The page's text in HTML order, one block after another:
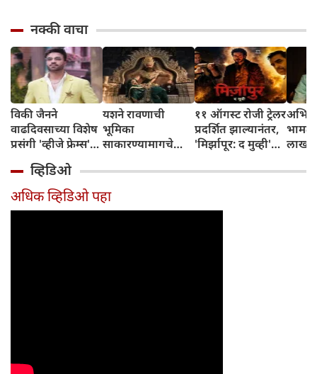
नक्की वाचा
विकी जैनने
वाढदिवसाच्या विशेष
प्रसंगी 'व्हीजे फ्रेम्स'
हाऊसची भव्य
सुरुवात केली
यशने रावणाची
भूमिका
साकारण्यामागचे
११ ऑगस्ट रोजी ट्रेलर
प्रदर्शित झाल्यानंतर,
'मिर्झापूर: द मुव्ही'
प्रमोशन करणार
व्हिडिओ
अधिक व्हिडिओ पहा